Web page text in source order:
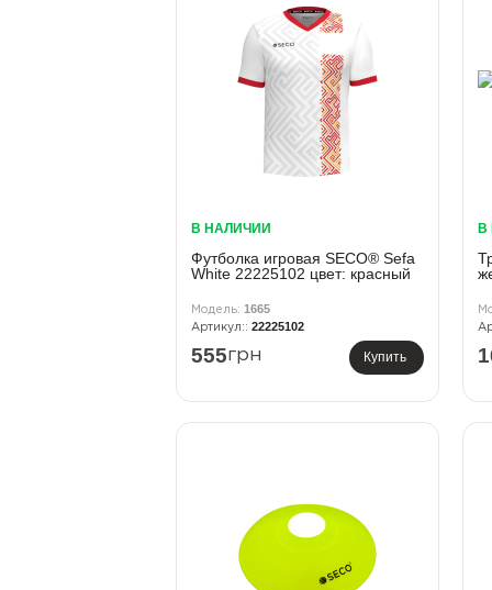
В НАЛИЧИИ
Футболка игровая SECO® Sefa
White 22225102 цвет: красный
1665
22225102
555грн Купить
В